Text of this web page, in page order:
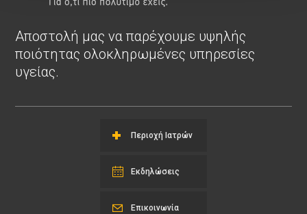
Αποστολή μας να παρέχουμε υψηλής
ποιότητας ολοκληρωμένες υπηρεσίες
υγείας.
Περιοχή Ιατρών
Εκδηλώσεις
Επικοινωνία